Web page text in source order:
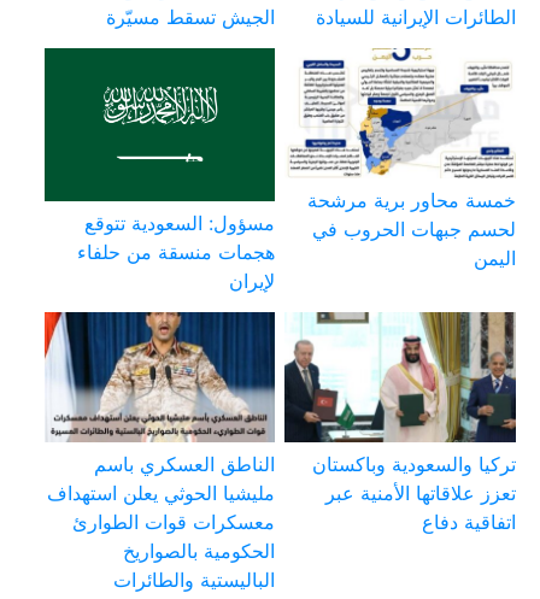
الطائرات الإيرانية للسيادة
الجيش تسقط مسيّرة
خمسة محاور برية مرشحة
لحسم جبهات الحروب في
اليمن
مسؤول: السعودية تتوقع
هجمات منسقة من حلفاء
لإيران
تركيا والسعودية وباكستان
تعزز علاقاتها الأمنية عبر
اتفاقية دفاع
الناطق العسكري باسم
مليشيا الحوثي يعلن استهداف
معسكرات قوات الطوارئ
الحكومية بالصواريخ
الباليستية والطائرات